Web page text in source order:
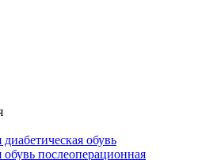
обувь
послеоперационная